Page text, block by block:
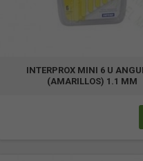
INTERPROX MINI 6 U
(AMARILLOS) 1.1 MM